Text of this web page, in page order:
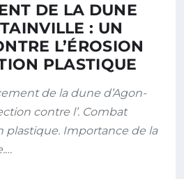
DE LA DUNE
: UN
L’ÉROSION
PLASTIQUE
de la dune d’Agon-
contre l’. Combat
plastique. Importance de la